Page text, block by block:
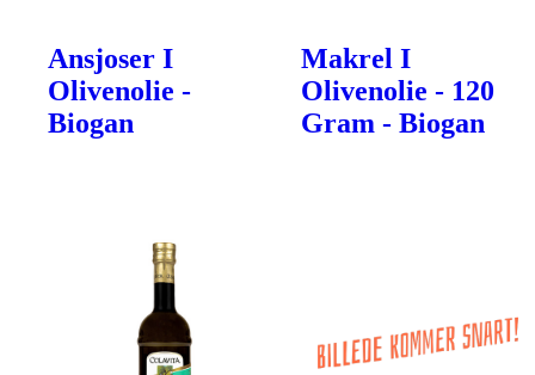
Ansjoser I
Olivenolie -
Biogan
Makrel I
Olivenolie - 120
Gram - Biogan